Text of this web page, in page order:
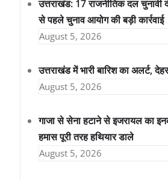
उत्तराखंड: 17 राजनीतिक दल चुनावी
से पहले चुनाव आयोग की बड़ी कार्रवाई
August 5, 2026
उत्तराखंड में भारी बारिश का अलर्ट,
August 5, 2026
गाजा से सेना हटाने से इजरायल का
हमास पूरी तरह हथियार डाले
August 5, 2026